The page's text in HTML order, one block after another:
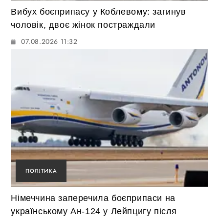
Вибух боєприпасу у Коблевому: загинув
чоловік, двоє жінок постраждали
07.08.2026 11:32
ПОЛІТИКА
Німеччина заперечила боєприпаси на
українському Ан-124 у Лейпцигу після